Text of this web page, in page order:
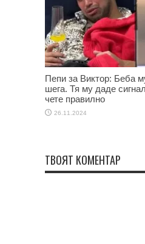
Пепи за Виктор: Беба
шега. Тя му даде
чете правилно
26.11.2024
ТВОЯТ КОМЕНТАР